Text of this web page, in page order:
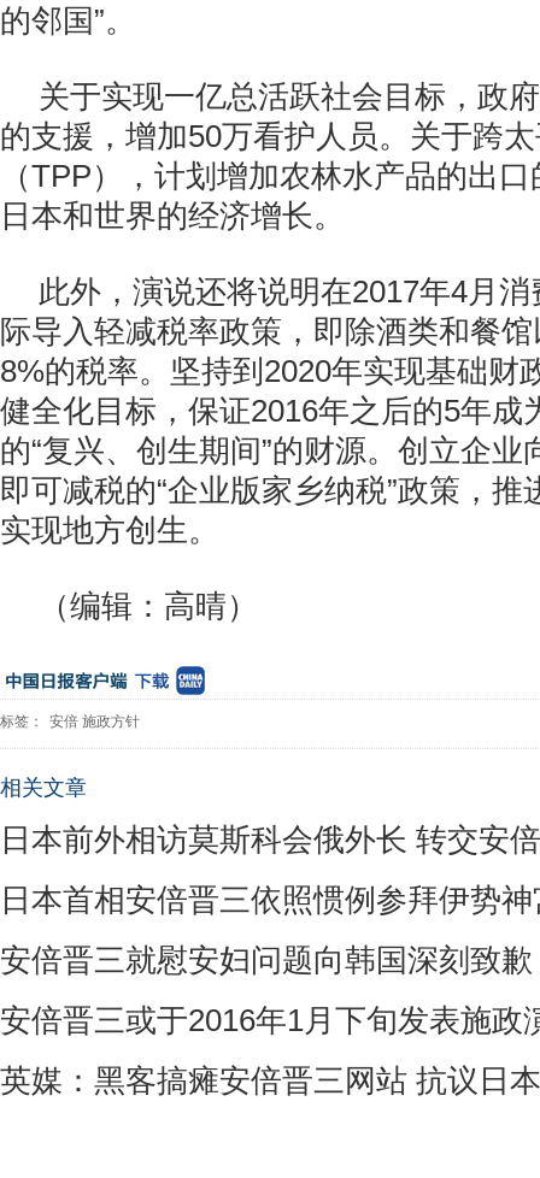
的邻国”。
关于实现一亿总活跃社会目标，政
的支援，增加50万看护人员。关于跨
（TPP），计划增加农林水产品的出
日本和世界的经济增长。
此外，演说还将说明在2017年4月
际导入轻减税率政策，即除酒类和餐
8%的税率。坚持到2020年实现基础财
健全化目标，保证2016年之后的5年成
的“复兴、创生期间”的财源。创立企业
即可减税的“企业版家乡纳税”政策，推
实现地方创生。
（编辑：高晴）
标签： 安倍 施政方针
相关文章
日本前外相访莫斯科会俄外长 转交安
日本首相安倍晋三依照惯例参拜伊势
安倍晋三就慰安妇问题向韩国深刻致歉
安倍晋三或于2016年1月下旬发表施政
英媒：黑客搞瘫安倍晋三网站 抗议日